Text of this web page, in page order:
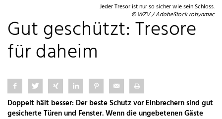
Jeder Tresor ist nur so sicher wie sein Schloss.
© WZV / AdobeStock robynmac
Gut geschützt: Tresore
für daheim
Doppelt hält besser: Der beste Schutz vor Einbrechern sind gut
gesicherte Türen und Fenster. Wenn die ungebetenen Gäste